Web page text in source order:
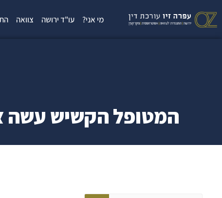
לתוכן
מי אני? עו"ד ירושה צוואה
המטופל הקשיש עשה